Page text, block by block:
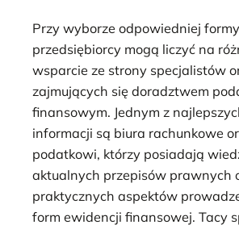
Przy wyborze odpowiedniej
przedsiębiorcy mogą liczyć na
wsparcie ze strony specjalistów
zajmujących się doradztwem
finansowym. Jednym z
informacji są biura rachunkowe
podatkowi, którzy posiadają
aktualnych przepisów prawnych
praktycznych aspektów
form ewidencji finansowej. Tacy